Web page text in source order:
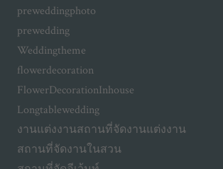
preweddingphoto
prewedding
Weddingtheme
flowerdecoration
FlowerDecorationInhouse
Longtablewedding
งานแต่งงานสถานที่จัดงานแต่งงาน
สถานที่จัดงานในสวน